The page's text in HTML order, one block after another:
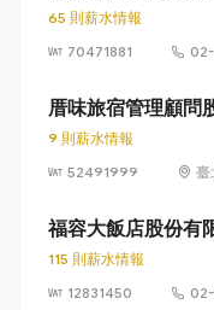
65 則薪水情報
70471881
厝味旅宿管理顧問
9 則薪水情報
52491999
臺
福容大飯店股份有
115 則薪水情報
12831450